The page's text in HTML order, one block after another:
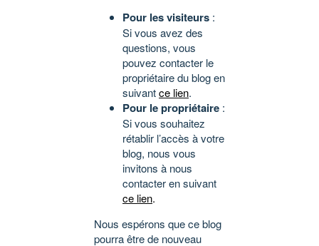
Pour les visiteurs :
Si vous avez des
questions, vous
pouvez contacter le
propriétaire du blog en
suivantce lien.
Pour le propriétaire :
Si vous souhaitez
rétablir l’accès à votre
blog, nous vous
invitons à nous
contacter en suivant
ce lien.
Nous espérons que ce blog
pourra être de nouveau